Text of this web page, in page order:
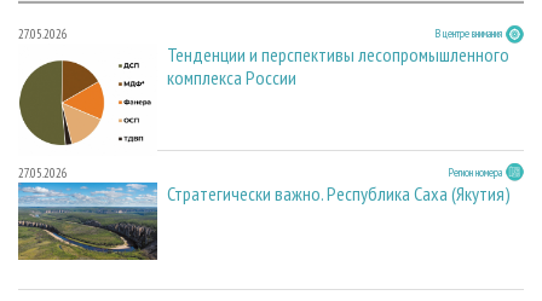
27.05.2026 В центре внимания
Тенденции и перспективы лесопромышленного
комплекса России
27.05.2026 Регион номера
Стратегически важно. Республика Саха (Якутия)